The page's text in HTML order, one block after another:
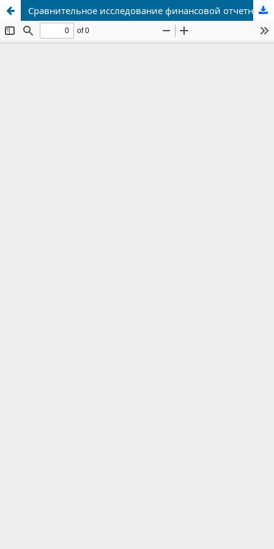
Сравнительное исследование финансовой отчетности, подготовленной в соответствии с мсфо и нсбу